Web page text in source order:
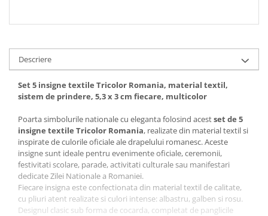
Descriere
Set 5 insigne textile Tricolor Romania, material textil,
sistem de prindere, 5,3 x 3 cm fiecare, multicolor
Poarta simbolurile nationale cu eleganta folosind acestset de 5
insigne textile Tricolor Romania, realizate din material textil si
inspirate de culorile oficiale ale drapelului romanesc. Aceste
insigne sunt ideale pentru evenimente oficiale, ceremonii,
festivitati scolare, parade, activitati culturale sau manifestari
dedicate Zilei Nationale a Romaniei.
Fiecare insigna este confectionata din material textil de calitate,
cu pliuri atent realizate si culori intense: albastru, galben si rosu.
Designul clasic sub forma de cocarda, completat de panglicile